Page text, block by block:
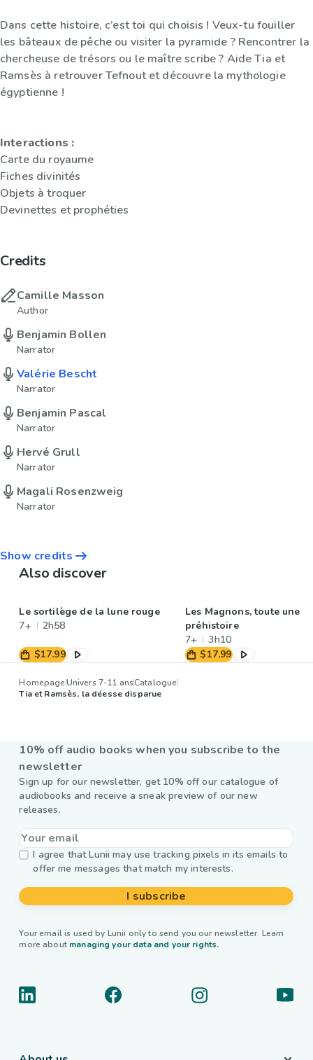
Dans cette histoire, c’est toi qui choisis ! Veux-tu fouiller
les bâteaux de pêche ou visiter la pyramide ? Rencontrer la
chercheuse de trésors ou le maître scribe ? Aide Tia et
Ramsès à retrouver Tefnout et découvre la mythologie
égyptienne !
Interactions :
Carte du royaume
Fiches divinités
Objets à troquer
Devinettes et prophéties
Credits
Camille Masson
Author
Benjamin Bollen
Narrator
Valérie Bescht
Narrator
Benjamin Pascal
Narrator
Hervé Grull
Narrator
Magali Rosenzweig
Narrator
Show credits
Also discover
Le sortilège de la lune rouge
7+
2h58
$17.99
Les Magnons, toute une
préhistoire
7+
3h10
$17.99
HomepageUnivers 7-11 ansCatalogue
Tia et Ramsès, la déesse disparue
10% off audio books when you subscribe to the
newsletter
Sign up for our newsletter, get 10% off our catalogue of
audiobooks and receive a sneak preview of our new
releases.
I agree that Lunii may use tracking pixels in its emails to
offer me messages that match my interests.
I subscribe
Your email is used by Lunii only to send you our newsletter. Learn
more about managing your data and your rights.